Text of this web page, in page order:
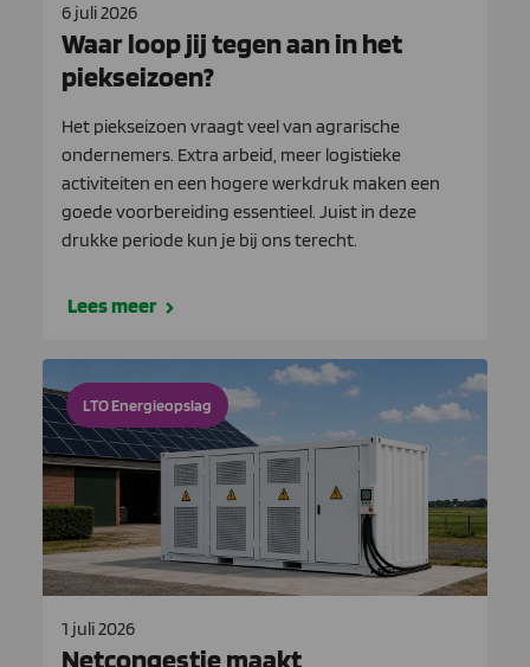
6 juli 2026
Waar loop jij tegen aan in het
piekseizoen?
Het piekseizoen vraagt veel van agrarische
ondernemers. Extra arbeid, meer logistieke
activiteiten en een hogere werkdruk maken een
goede voorbereiding essentieel. Juist in deze
drukke periode kun je bij ons terecht.
Lees meer
LTO Energieopslag
1 juli 2026
Netcongestie maakt